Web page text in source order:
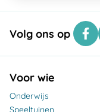
Volg ons op
Voor wie
Onderwijs
Speeltuinen